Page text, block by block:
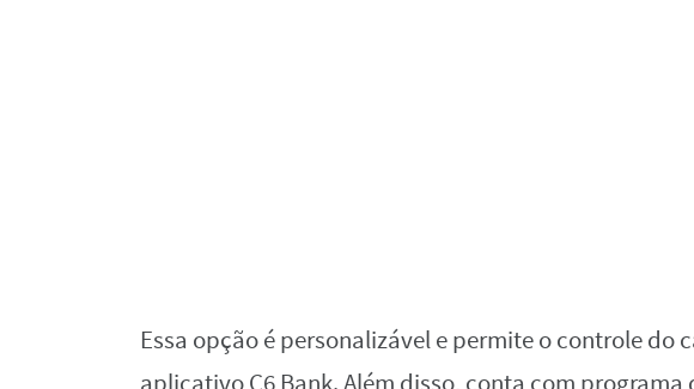
Essa opção é personalizável e permite o controle do